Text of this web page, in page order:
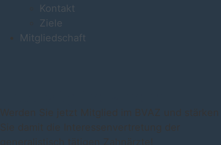
Kontakt
Ziele
Mitgliedschaft